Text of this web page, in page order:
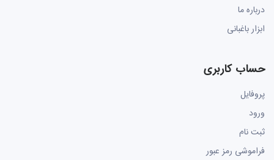
درباره ما
ابزار باغبانی
حساب کاربری
پروفایل
ورود
ثبت نام
فراموشی رمز عبور